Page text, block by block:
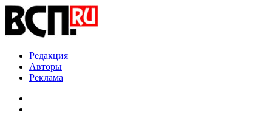
Редакция
Авторы
Реклама